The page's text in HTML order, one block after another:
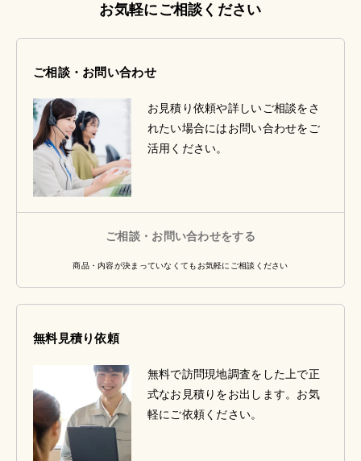
お気軽にご相談ください
ご相談・お問い合わせ
お見積り依頼や詳しいご相談をさ
れたい場合にはお問い合わせをご
活用ください。
ご相談・お問い合わせをする
商品・内容が決まっていなくてもお気軽にご相談ください
無料見積り依頼
無料で訪問現地調査をした上で正
式なお見積りをお出します。お気
軽にご依頼ください。